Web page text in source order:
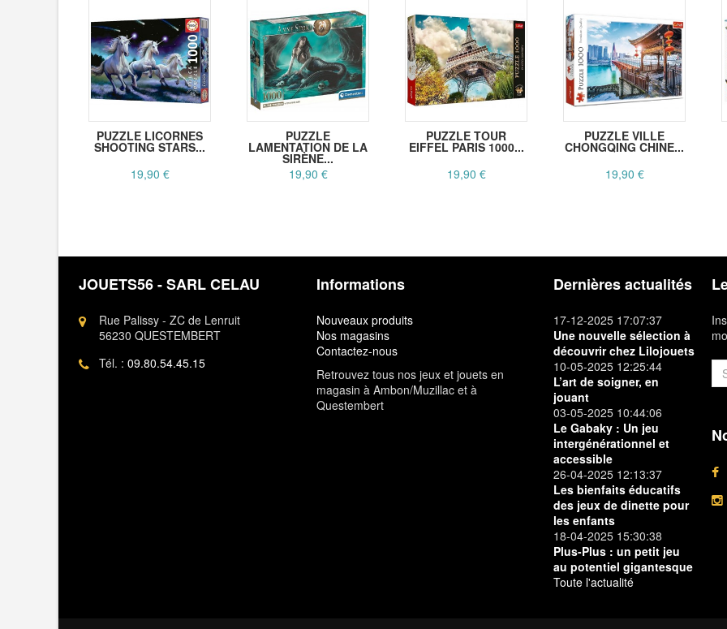
PUZZLE LICORNES
SHOOTING STARS...
19,90 €
PUZZLE
LAMENTATION DE LA
SIRÈNE...
19,90 €
PUZZLE TOUR
EIFFEL PARIS 1000...
19,90 €
PUZZLE VILLE
CHONGQING CHINE...
19,90 €
JOUETS56 - SARL CELAU
Rue Palissy - ZC de Lenruit
56230 QUESTEMBERT
Tél. : 09.80.54.45.15
Informations
Nouveaux produits
Nos magasins
Contactez-nous
Retrouvez tous nos jeux et jouets en
magasin à Ambon/Muzillac et à
Questembert
Dernières actualités
17-12-2025 17:07:37
Une nouvelle sélection à
découvrir chez Lilojouets
10-05-2025 12:25:44
L’art de soigner, en
jouant
03-05-2025 10:44:06
Le Gabaky : Un jeu
intergénérationnel et
accessible
26-04-2025 12:13:37
Les bienfaits éducatifs
des jeux de dinette pour
les enfants
18-04-2025 15:30:38
Plus-Plus : un petit jeu
au potentiel gigantesque
Toute l'actualité